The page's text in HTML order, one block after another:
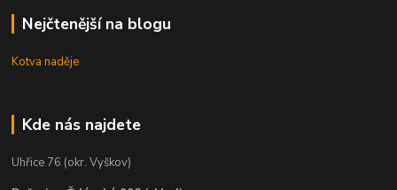
Nejčtenější na blogu
Kotva naděje
Kde nás najdete
Uhřice 76 (okr. Vyškov)